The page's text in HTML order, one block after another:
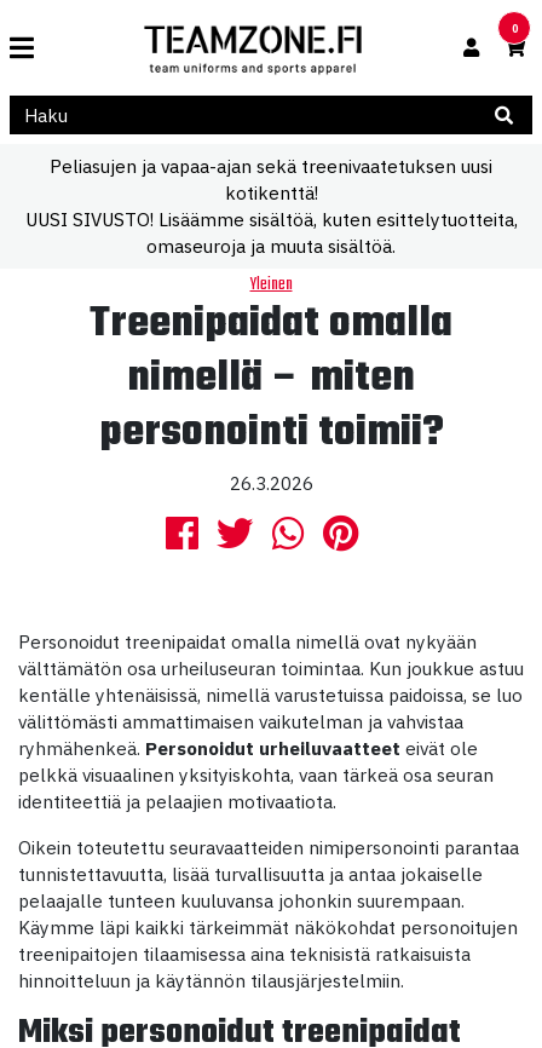
0
Peliasujen ja vapaa-ajan sekä treenivaatetuksen uusi
kotikenttä!
UUSI SIVUSTO! Lisäämme sisältöä, kuten esittelytuotteita,
omaseuroja ja muuta sisältöä.
Yleinen
Treenipaidat omalla
nimellä – miten
personointi toimii?
26.3.2026
Personoidut treenipaidat omalla nimellä ovat nykyään
välttämätön osa urheiluseuran toimintaa. Kun joukkue astuu
kentälle yhtenäisissä, nimellä varustetuissa paidoissa, se luo
välittömästi ammattimaisen vaikutelman ja vahvistaa
ryhmähenkeä. Personoidut urheiluvaatteet eivät ole
pelkkä visuaalinen yksityiskohta, vaan tärkeä osa seuran
identiteettiä ja pelaajien motivaatiota.
Oikein toteutettu seuravaatteiden nimipersonointi parantaa
tunnistettavuutta, lisää turvallisuutta ja antaa jokaiselle
pelaajalle tunteen kuuluvansa johonkin suurempaan.
Käymme läpi kaikki tärkeimmät näkökohdat personoitujen
treenipaitojen tilaamisessa aina teknisistä ratkaisuista
hinnoitteluun ja käytännön tilausjärjestelmiin.
Miksi personoidut treenipaidat